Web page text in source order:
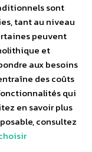
sont
tant au niveau
peuvent
et
aux besoins
des coûts
qui
en savoir plus
consultez